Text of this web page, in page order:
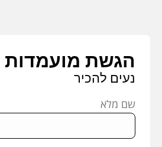
הגשת מועמדות
נעים להכיר
שם מלא